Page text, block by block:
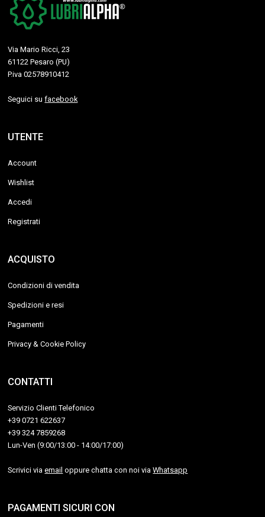
Via Mario Ricci, 23
61122 Pesaro (PU)
P.iva 02578910412
Seguici sufacebook
UTENTE
Account
Wishlist
Accedi
Registrati
ACQUISTO
Condizioni di vendita
Spedizioni e resi
Pagamenti
Privacy & Cookie Policy
CONTATTI
Servizio Clienti Telefonico
+39 0721 622637
+39 324 7859268
Lun-Ven (9:00/13:00 - 14:00/17:00)
Scrivici viaemail oppure chatta con noi viaWhatsapp
PAGAMENTI SICURI CON